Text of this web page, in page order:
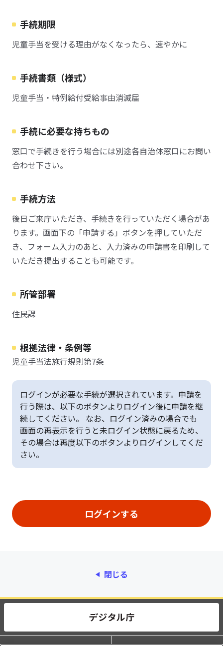
手続期限
児童手当を受ける理由がなくなったら、速やかに
手続書類（様式）
児童手当・特例給付受給事由消滅届
手続に必要な持ちもの
窓口で手続きを行う場合には別途各自治体窓口にお問い
合わせ下さい。
手続方法
後日ご来庁いただき、手続きを行っていただく場合があ
ります。画面下の「申請する」ボタンを押していただ
き、フォーム入力のあと、入力済みの申請書を印刷して
いただき提出することも可能です。
所管部署
住民課
根拠法律・条例等
児童手当法施行規則第7条
ログインが必要な手続が選択されています。申請を
行う際は、以下のボタンよりログイン後に申請を継
続してください。 なお、ログイン済みの場合でも
画面の再表示を行うと未ログイン状態に戻るため、
その場合は再度以下のボタンよりログインしてくだ
さい。
閉じる